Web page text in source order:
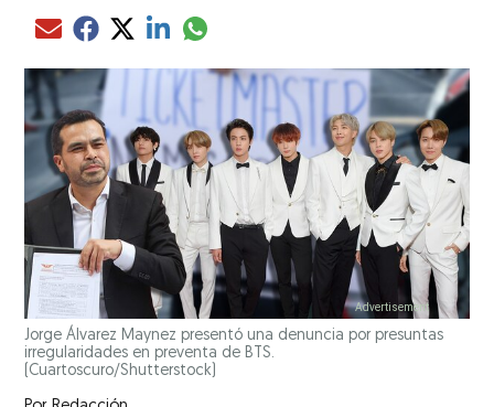
Compartir el artículo actual mediante Email
Compartir el artículo actual mediante Facebook
Compartir el artículo actual mediante Twitter
Compartir el artículo actual mediante LinkedIn
Compartir el artículo actual mediante
Jorge Álvarez Maynez presentó una denuncia por presuntas
irregularidades en preventa de BTS.
(Cuartoscuro/Shutterstock)